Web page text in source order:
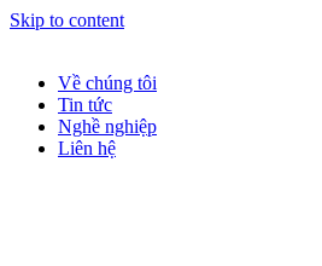
Skip to content
Về chúng tôi
Tin tức
Nghề nghiệp
Liên hệ